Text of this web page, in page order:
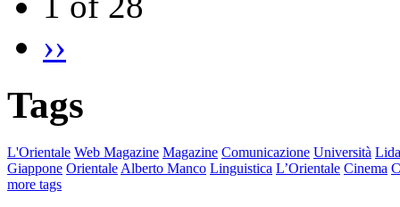
››
Tags
L'Orientale Web Magazine Magazine Comunicazione Università
Giappone Orientale Alberto Manco Linguistica L’Orientale Cinema
more tags